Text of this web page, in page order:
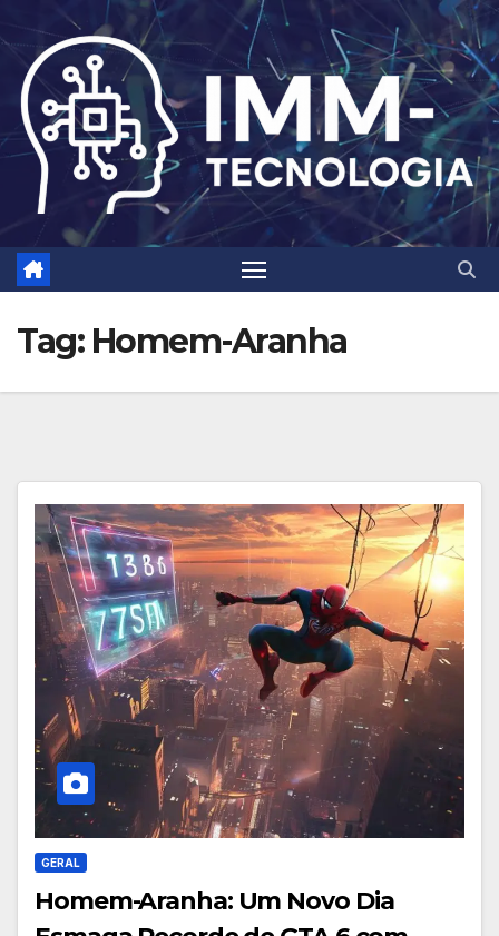
to
content
Tag: Homem-Aranha
GERAL
Homem-Aranha: Um Novo Dia